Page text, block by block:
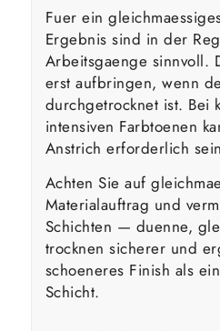
Fuer ein
Ergebnis sind in der
Arbeitsgaenge sinnvoll.
erst aufbringen, wenn
durchgetrocknet ist. Bei
intensiven Farbtoenen
Anstrich erforderlich
Achten Sie auf
Materialauftrag und
Schichten — duenne,
trocknen sicherer und
schoeneres Finish als
Schicht.